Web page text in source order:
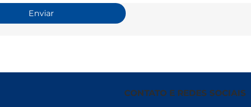
Enviar
CONTATO E REDES SOCIAIS